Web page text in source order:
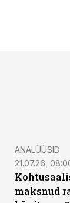
ANALÜÜSID
21.07.26,
maksnud